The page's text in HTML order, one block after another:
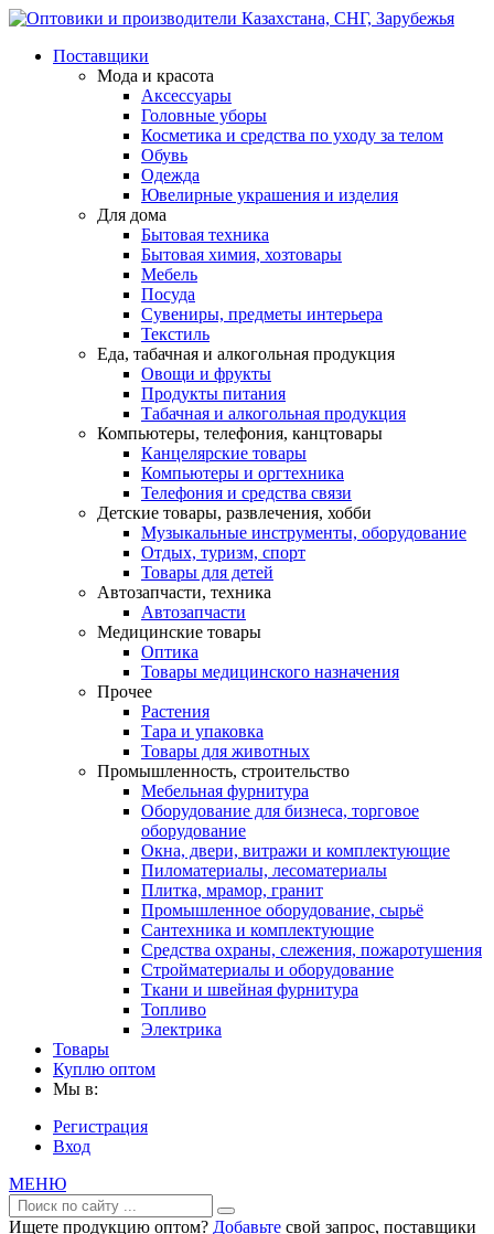
Поставщики
Мода и красота
Аксессуары
Головные уборы
Косметика и средства по уходу за телом
Обувь
Одежда
Ювелирные украшения и изделия
Для дома
Бытовая техника
Бытовая химия, хозтовары
Мебель
Посуда
Сувениры, предметы интерьера
Текстиль
Еда, табачная и алкогольная продукция
Овощи и фрукты
Продукты питания
Табачная и алкогольная продукция
Компьютеры, телефония, канцтовары
Канцелярские товары
Компьютеры и оргтехника
Телефония и средства связи
Детские товары, развлечения, хобби
Музыкальные инструменты, оборудование
Отдых, туризм, спорт
Товары для детей
Автозапчасти, техника
Автозапчасти
Медицинские товары
Оптика
Товары медицинского назначения
Прочее
Растения
Тара и упаковка
Товары для животных
Промышленность, строительство
Мебельная фурнитура
Оборудование для бизнеса, торговое
оборудование
Окна, двери, витражи и комплектующие
Пиломатериалы, лесоматериалы
Плитка, мрамор, гранит
Промышленное оборудование, сырьё
Сантехника и комплектующие
Средства охраны, слежения, пожаротушения
Стройматериалы и оборудование
Ткани и швейная фурнитура
Топливо
Электрика
Товары
Куплю оптом
Мы в:
Регистрация
Вход
МЕНЮ
Ищете продукцию оптом? Добавьте свой запрос, поставщики